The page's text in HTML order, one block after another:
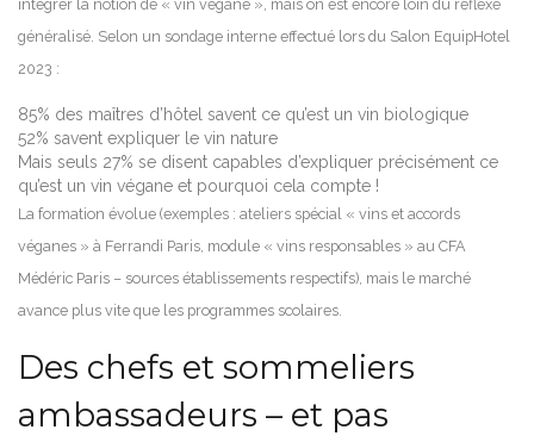
intégrer la notion de « vin végane », mais on est encore loin du réflexe
généralisé. Selon un sondage interne effectué lors du Salon EquipHotel
2023 :
85% des maîtres d’hôtel savent ce qu’est un vin biologique
52% savent expliquer le vin nature
Mais seuls 27% se disent capables d’expliquer précisément ce
qu’est un vin végane et pourquoi cela compte !
La formation évolue (exemples : ateliers spécial « vins et accords
véganes » à Ferrandi Paris, module « vins responsables » au CFA
Médéric Paris – sources établissements respectifs), mais le marché
avance plus vite que les programmes scolaires.
Des chefs et sommeliers
ambassadeurs – et pas